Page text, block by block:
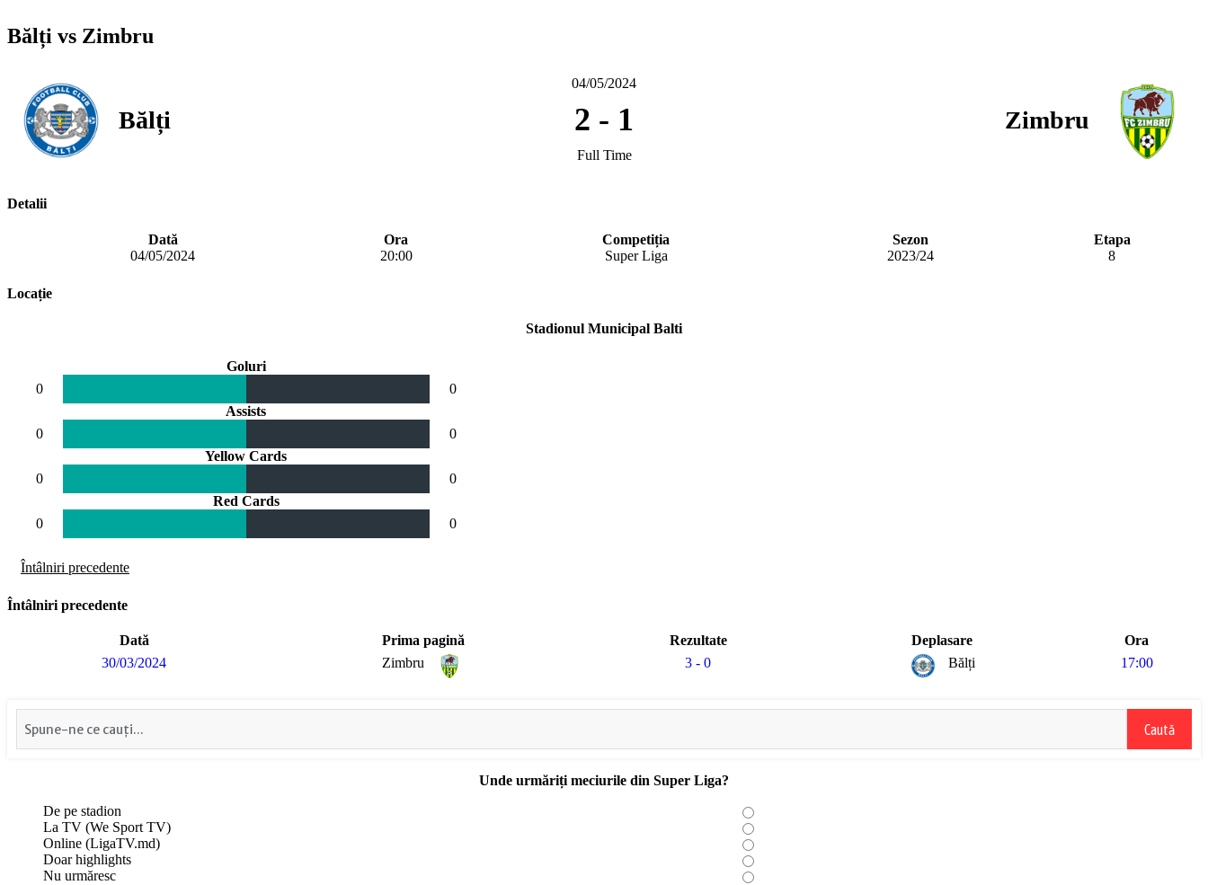
Bălți vs Zimbru
Bălți Zimbru
04/05/2024
2 - 1
Full Time
Detalii
Dată Ora Competiția Sezon
Etapa
04/05/2024
20:00 Super Liga 2023/24 8
Locație
Stadionul Municipal Balti
Goluri
0
0
Assists
0
0
Yellow Cards
0
0
Red Cards
0
0
Întâlniri precedente
Întâlniri precedente
Dată Prima pagină Rezultate Deplasare
Ora
30/03/2024
Zimbru 3 - 0 Bălți 17:00
Caută
Unde urmăriți meciurile din Super Liga?
De pe stadion
La TV (We Sport TV)
Online (LigaTV.md)
Doar highlights
Nu urmăresc